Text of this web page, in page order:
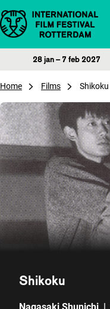
Direct naar inhoud
28 jan – 7 feb 2027
Home Films Shikoku
Shikoku